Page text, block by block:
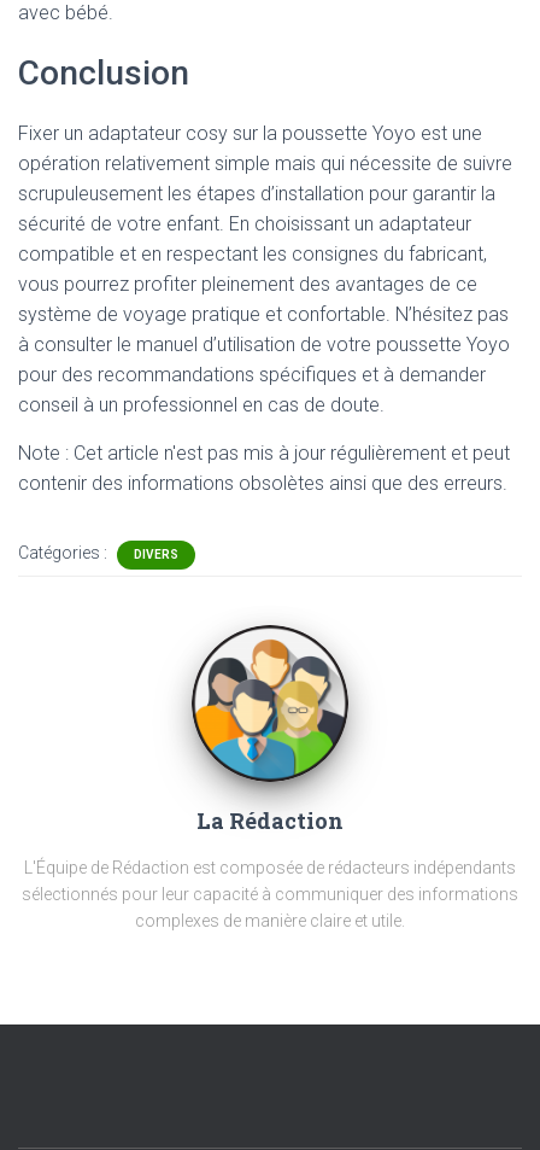
avec bébé.
Conclusion
Fixer un adaptateur cosy sur la poussette Yoyo est une
opération relativement simple mais qui nécessite de suivre
scrupuleusement les étapes d’installation pour garantir la
sécurité de votre enfant. En choisissant un adaptateur
compatible et en respectant les consignes du fabricant,
vous pourrez profiter pleinement des avantages de ce
système de voyage pratique et confortable. N’hésitez pas
à consulter le manuel d’utilisation de votre poussette Yoyo
pour des recommandations spécifiques et à demander
conseil à un professionnel en cas de doute.
Note : Cet article n'est pas mis à jour régulièrement et peut
contenir des informations obsolètes ainsi que des erreurs.
Catégories : DIVERS
La Rédaction
L'Équipe de Rédaction est composée de rédacteurs indépendants
sélectionnés pour leur capacité à communiquer des informations
complexes de manière claire et utile.